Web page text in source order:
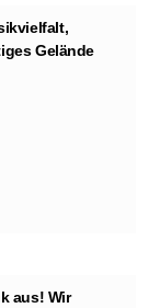
Gelände
aus! Wir